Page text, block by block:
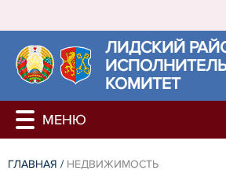
ЛИДСКИЙ
КОМИТЕТ
ГЛАВНАЯ / НЕДВИЖИМОСТЬ